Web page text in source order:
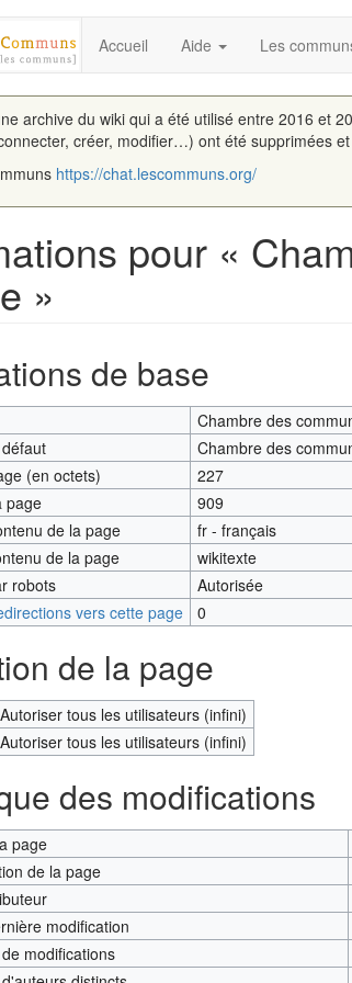
Accueil Aide Les
archive du wiki qui a été utilisé entre 2016 et
créer, modifier…) ont été supprimées
https://chat.lescommuns.org/
pour «
»
de base
Chambre des
Chambre des
(en octets)
227
page
909
de la page
fr - français
de la page
wikitexte
robots
Autorisée
vers cette page
0
de la page
Autoriser tous les utilisateurs (infini)
Autoriser tous les utilisateurs (infini)
des modifications
page
de la page
modification
modifications